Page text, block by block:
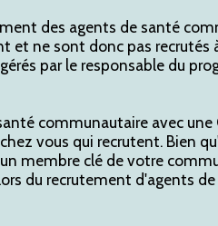
des agents de santé
ne sont donc pas recrutés
par le responsable du
communautaire avec une
vous qui recrutent. Bien
membre clé de votre
du recrutement d'agents